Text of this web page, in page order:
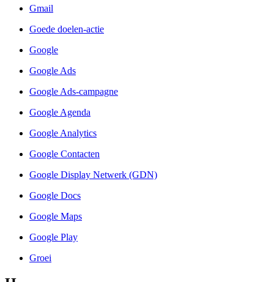
Gmail
Goede doelen-actie
Google
Google Ads
Google Ads-campagne
Google Agenda
Google Analytics
Google Contacten
Google Display Netwerk (GDN)
Google Docs
Google Maps
Google Play
Groei